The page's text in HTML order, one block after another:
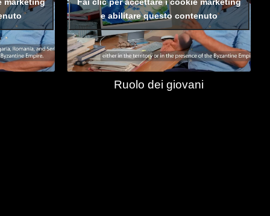
marketing
Fai clic per accettare i cookie marketing
e abilitare questo contenuto
Ruolo dei giovani